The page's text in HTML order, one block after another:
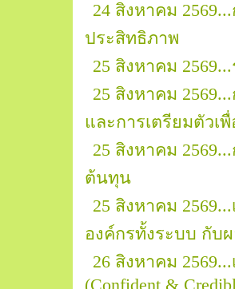
24 สิงหาคม
ประสิทธิภาพ
25 สิงหาคม
25 สิงหาคม
และการเตรียมตัวเ
25 สิงหาคม
ต้นทุน
25 สิงหาคม
องค์กรทั้งระบบ กับ
26 สิงหาคม
(Confident &